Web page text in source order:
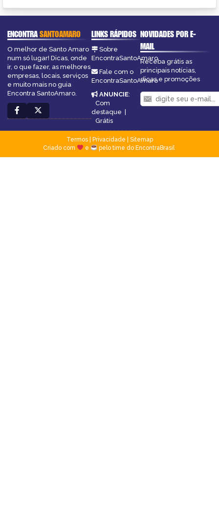
ENCONTRASANTOAMARO
O melhor de Santo Amaro
num só lugar! Dicas, onde
ir, o que fazer, as melhores
empresas, locais, serviços
e muito mais no guia
Encontra SantoAmaro.
LINKS RÁPIDOS
Sobre
EncontraSantoAmaro
Fale com o
EncontraSantoAmaro
ANUNCIE:
Com
destaque |
Grátis
NOVIDADES POR E-
MAIL
Receba grátis as
principais notícias,
dicas e promoções
Termos| Privacidade
Sitemap
Criado com
e pelo time do EncontraBrasil